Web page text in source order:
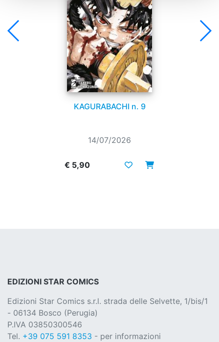
KAGURABACHI n. 9
14/07/2026
€ 5,90
EDIZIONI STAR COMICS
Edizioni Star Comics s.r.l. strada delle Selvette, 1/bis/1
- 06134 Bosco (Perugia)
P.IVA 03850300546
Tel. +39 075 591 8353 - per informazioni